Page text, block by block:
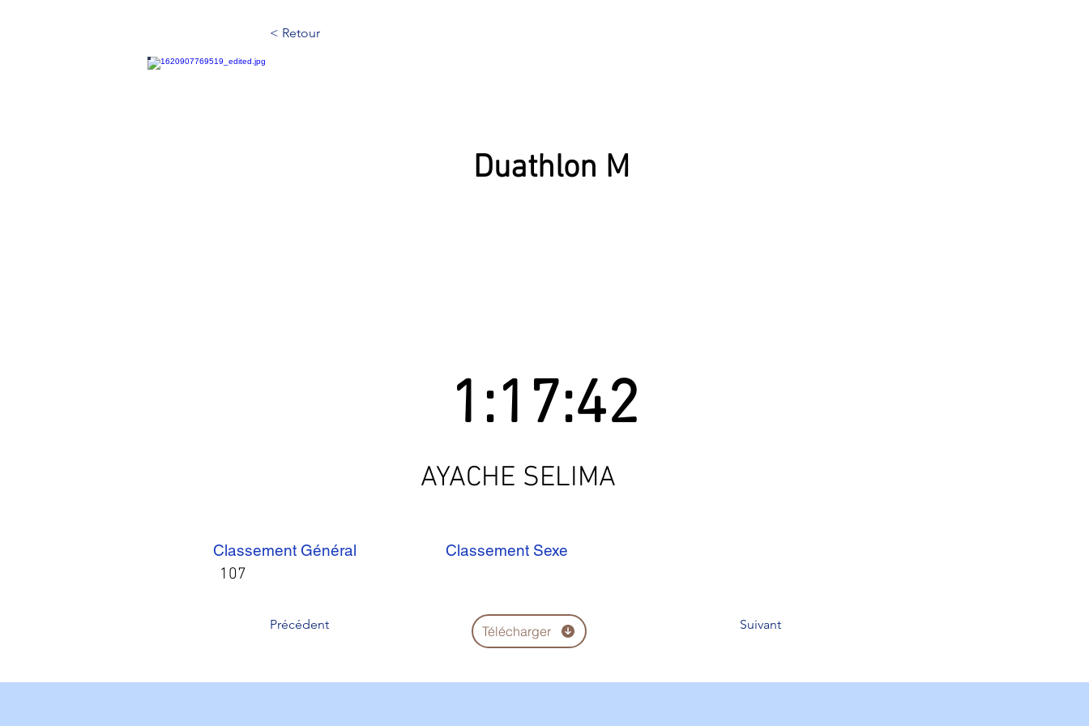
< Retour
AYACHE SELIMA
1:17:42
107
Duathlon M
Classement Général Classement Sexe
Précédent Télécharger Suivant